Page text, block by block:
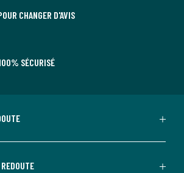
CHANGER D'AVIS
SÉCURISÉ